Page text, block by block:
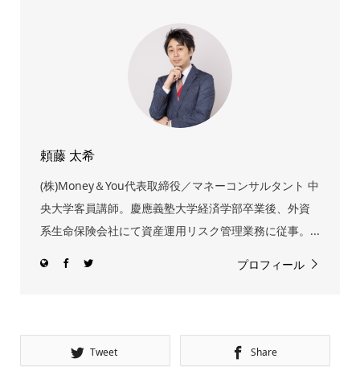
頼藤 太希
(株)Money＆You代表取締役／マネーコンサルタント 中
央大学客員講師。慶應義塾大学経済学部卒業後、外資
系生命保険会社にて資産運用リスク管理業務に従事。...
プロフィール
Tweet Share